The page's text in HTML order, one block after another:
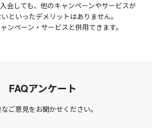
会しても、他のキャンペーンやサービスが
といったデメリットはありません。
ンペーン・サービスと併用できます。
FAQアンケート
ご意見をお聞かせください。